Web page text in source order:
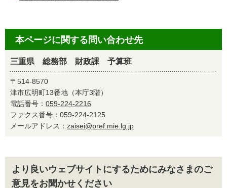
本ページに関する問い合わせ先
三重県 総務部 財政課 予算班
〒514-8570
津市広明町13番地（本庁3階）
電話番号： 059-224-2216
ファクス番号：059-224-2125
メールアドレス： zaisei@pref.mie.lg.jp
より良いウェブサイトにするためにみなさまのご
意見をお聞かせください